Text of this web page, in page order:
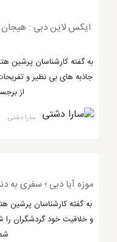
شهر بازی وسیع در
باشد.
تور سافاری
توجه بوده است. کویر
دنیا به حساب می آید
دبی می روند. ولی تور
جهان است که تلفیقی
ایکس لاین دبی : هیجان‌
به گفته کارشناسان پرشین
جاذبه های بی نظیر و
از
سارا دشتی
موزه آیا دبی ؛ سفری به
به گفته کارشناسان پرشین
و خلاقیت خود گردشگران